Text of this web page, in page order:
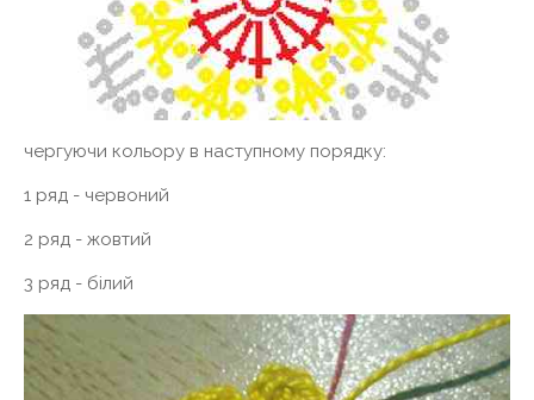
чергуючи кольору в наступному порядку:
1 ряд - червоний
2 ряд - жовтий
3 ряд - білий